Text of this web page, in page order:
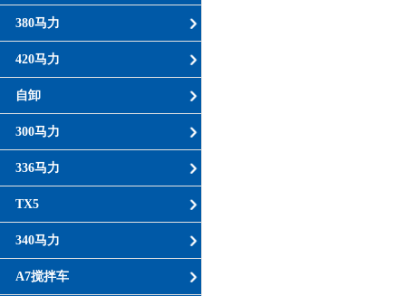
380马力
420马力
自卸
300马力
336马力
TX5
340马力
A7搅拌车